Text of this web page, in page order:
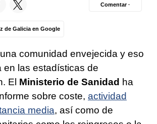
de Galicia en Google
Comentar ·
comunidad envejecida y eso
en las estadísticas de
El Ministerio de Sanidad ha
sobre coste, actividad
media, así como de